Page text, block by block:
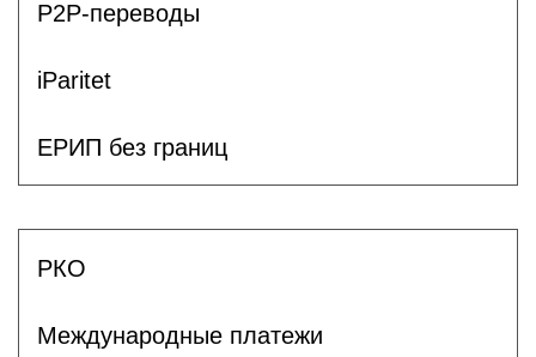
P2P-переводы
iParitet
ЕРИП без границ
РКО
Международные платежи